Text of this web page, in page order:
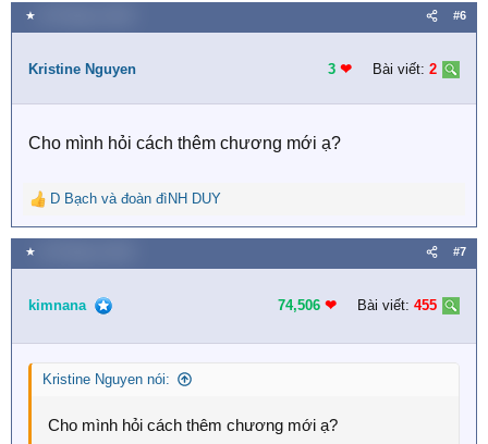
a
c
i
n
:
★ #6
Kristine Nguyen 3 ❤︎ Bài viết: 2
Cho mình hỏi cách thêm chương mới ạ?
R
e
a
c
i
n
s
D Bạch và đoàn đìNH DUY
★ #7
kimnana 74,506 ❤︎ Bài viết: 455
Kristine Nguyen nói:
Cho mình hỏi cách thêm chương mới ạ?